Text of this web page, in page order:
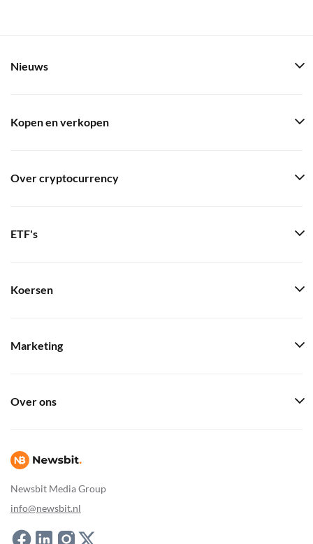
Newsbit Media Group
info@newsbit.nl
Nieuws
Kopen en verkopen
Over cryptocurrency
ETF's
Koersen
Marketing
Over ons